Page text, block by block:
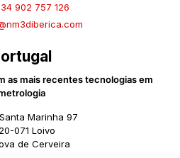
902 757 126
as mais recentes tecnologias em
Marinha 97
071 Loivo
de Cerveira